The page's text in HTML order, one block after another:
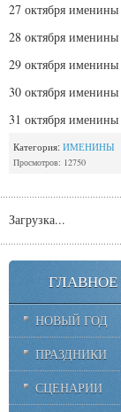
27 октября
28 октября
29 октября
30 октября
31 октября
Категория: ИМЕНИНЫ
Просмотров: 12750
Загрузка...
НОВЫЙ ГОД
ПРАЗДНИКИ
СЦЕНАРИИ